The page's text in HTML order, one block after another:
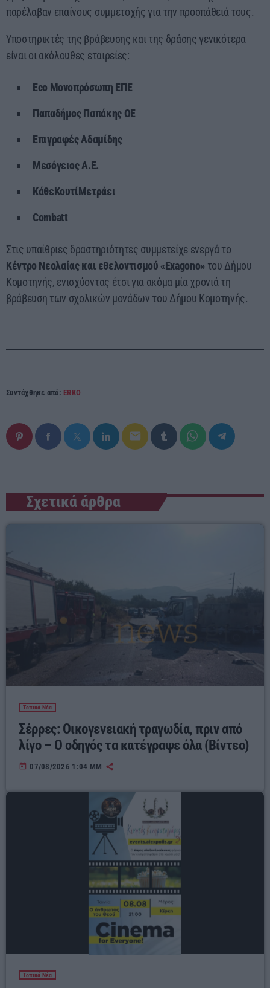
παρέλαβαν επαίνους συμμετοχής για την προσπάθειά τους.
Υποστηρικτές της βράβευσης και της δράσης γενικότερα
είναι οι ακόλουθες εταιρείες:
Eco Μονοπρόσωπη ΕΠΕ
Παπαδήμος Παπάκης ΟΕ
Επιγραφές Αδαμίδης
Μεσόγειος Α.Ε.
ΚάθεΚουτίΜετράει
Combatt
Στις υπαίθριες δραστηριότητες συμμετείχε ενεργά το
Κέντρο Νεολαίας και εθελοντισμού «Exagono» του Δήμου
Κομοτηνής, ενισχύοντας έτσι για ακόμα μία χρονιά τη
βράβευση των σχολικών μονάδων του Δήμου Κομοτηνής.
Συντάχθηκε από: ERKO
email
Σχετικά άρθρα
Τοπικά Νέα
Σέρρες: Οικογενειακή τραγωδία, πριν από
λίγο – Ο οδηγός τα κατέγραψε όλα (Βίντεο)
today 07/08/2026 1:04 ΜΜ
Τοπικά Νέα